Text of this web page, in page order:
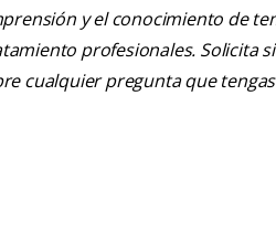
y el conocimiento de
profesionales. Solicita
cualquier pregunta que